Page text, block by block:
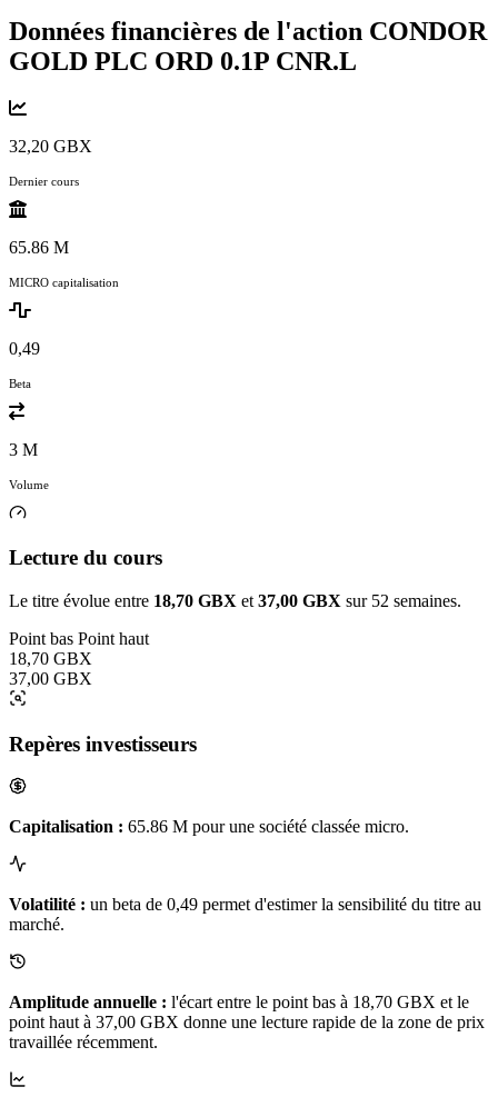
Données financières de l'action CONDOR
GOLD PLC ORD 0.1P CNR.L
32,20 GBX
Dernier cours
65.86 M
MICRO capitalisation
0,49
Beta
3 M
Volume
Lecture du cours
Le titre évolue entre 18,70 GBX et 37,00 GBX sur 52 semaines.
Point bas Point haut
18,70 GBX
37,00 GBX
Repères investisseurs
Capitalisation : 65.86 M pour une société classée micro.
Volatilité : un beta de 0,49 permet d'estimer la sensibilité du titre au
marché.
Amplitude annuelle : l'écart entre le point bas à 18,70 GBX et le
point haut à 37,00 GBX donne une lecture rapide de la zone de prix
travaillée récemment.